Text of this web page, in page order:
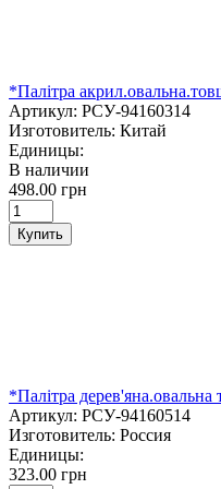
*Палітра
Артикул: РСУ-94160314
Изготовитель: Китай
Единицы:
В наличии
498.00 грн
Купить
*Палітра
Артикул: РСУ-94160514
Изготовитель: Россия
Единицы:
323.00 грн